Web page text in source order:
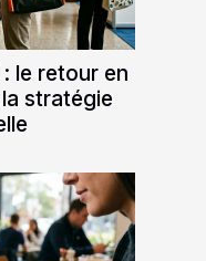
le retour en
stratégie